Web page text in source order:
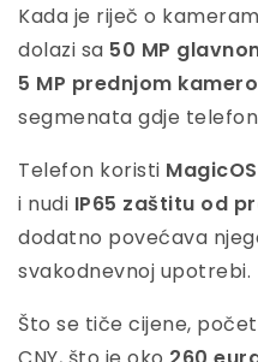
Kada je riječ o
dolazi sa 50 MP
5 MP prednjom
segmenata gdje
Telefon koristi
i nudi IP65 zaštitu od
dodatno povećava
svakodnevnoj upotrebi.
Što se tiče cijene,